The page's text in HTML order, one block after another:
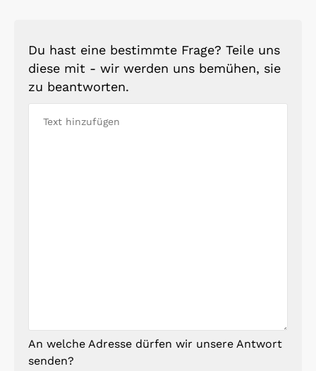
Du hast eine bestimmte Frage? Teile uns
diese mit - wir werden uns bemühen, sie
zu beantworten.
An welche Adresse dürfen wir unsere Antwort
senden?